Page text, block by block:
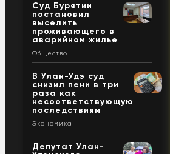
Суд Бурятии
постановил
выселить
проживающего в
аварийном жилье
Общество
В Улан-Удэ суд
снизил пени в три
раза как
несоответствующую
последствиям
Экономика
Депутат Улан-